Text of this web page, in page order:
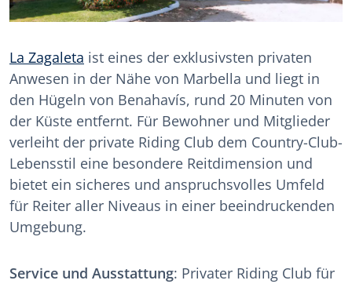
La Zagaleta ist eines der exklusivsten privaten
Anwesen in der Nähe von Marbella und liegt in
den Hügeln von Benahavís, rund 20 Minuten von
der Küste entfernt. Für Bewohner und Mitglieder
verleiht der private Riding Club dem Country-Club-
Lebensstil eine besondere Reitdimension und
bietet ein sicheres und anspruchsvolles Umfeld
für Reiter aller Niveaus in einer beeindruckenden
Umgebung.
Service und Ausstattung: Privater Riding Club für